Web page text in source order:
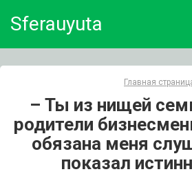
Sferauyuta
Главная
– Ты из нищей
родители
обязана меня
показал